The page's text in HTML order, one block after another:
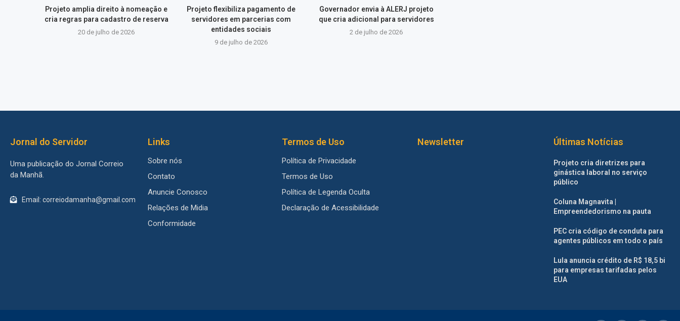
Projeto amplia direito à nomeação e
cria regras para cadastro de reserva
20 de julho de 2026
Projeto flexibiliza pagamento de
servidores em parcerias com
entidades sociais
9 de julho de 2026
Governador envia à ALERJ projeto
que cria adicional para servidores
2 de julho de 2026
Jornal do Servidor
Uma publicação do Jornal Correio
da Manhã.
Email: correiodamanha@gmail.com
Links
Sobre nós
Contato
Anuncie Conosco
Relações de Midia
Conformidade
Termos de Uso
Política de Privacidade
Termos de Uso
Política de Legenda Oculta
Declaração de Acessibilidade
Newsletter Últimas Notícias
Projeto cria diretrizes para
ginástica laboral no serviço
público
Coluna Magnavita |
Empreendedorismo na pauta
PEC cria código de conduta para
agentes públicos em todo o país
Lula anuncia crédito de R$ 18,5 bi
para empresas tarifadas pelos
EUA